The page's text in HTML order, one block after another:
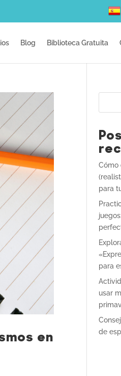
Blog Biblioteca Gratuita
en
Cómo
para
para
usar
de